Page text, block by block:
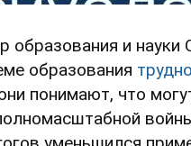
образования и
образования
понимают, что